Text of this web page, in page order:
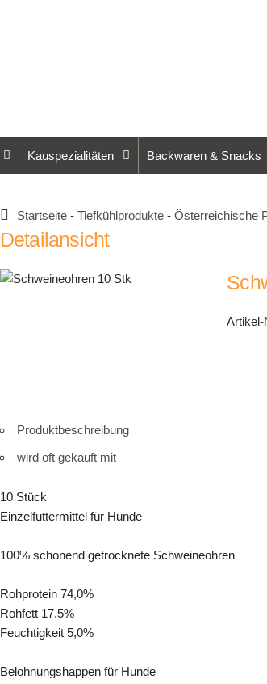
Kauspezialitäten Backwaren & Snacks
Startseite- Tiefkühlprodukte- Österreichische
Detailansicht
Produktbeschreibung
wird oft gekauft mit
10 Stück
Einzelfuttermittel für Hunde
100% schonend getrocknete Schweineohren
Rohprotein 74,0%
Rohfett 17,5%
Feuchtigkeit 5,0%
Belohnungshappen für Hunde